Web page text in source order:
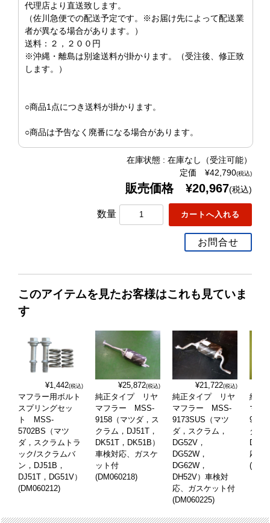
代理店より直送致します。
（佐川急便での配送予定です。※お届け先によって配送業
者が異なる場合があります。）
送料：２，２００円
※沖縄・離島は別途送料が掛かります。（受注後、修正致
します。）
○商品1点につき送料が掛かります。
○商品は予告なく廃番になる場合があります。
在庫状態 : 在庫なし（受注可能）
定価 ¥42,790(税込)
販売価格 ¥20,967(税込)
数量
お問合せ
このアイテムを見たお客様はこれも見ていま
す
¥1,442(税込)
マフラー用ボルト
スプリングセッ
ト MSS-
5702BS（マツ
ダ，スクラムトラ
ック/スクラムバ
ン，DJ51B，
DJ51T，DG51V）
(DM060212)
¥25,872(税込)
純正タイプ リヤ
マフラー MSS-
9158（マツダ，ス
クラム，DJ51T，
DK51T，DK51B）
車検対応、ガスケ
ット付
(DM060218)
¥21,722(税込)
純正タイプ リヤ
マフラー MSS-
9173SUS（マツ
ダ，スクラム，
DG52V，
DG52W，
DG62W，
DH52V）車検対
応、ガスケット付
(DM060225)
純正
マフ
ダ，
応、